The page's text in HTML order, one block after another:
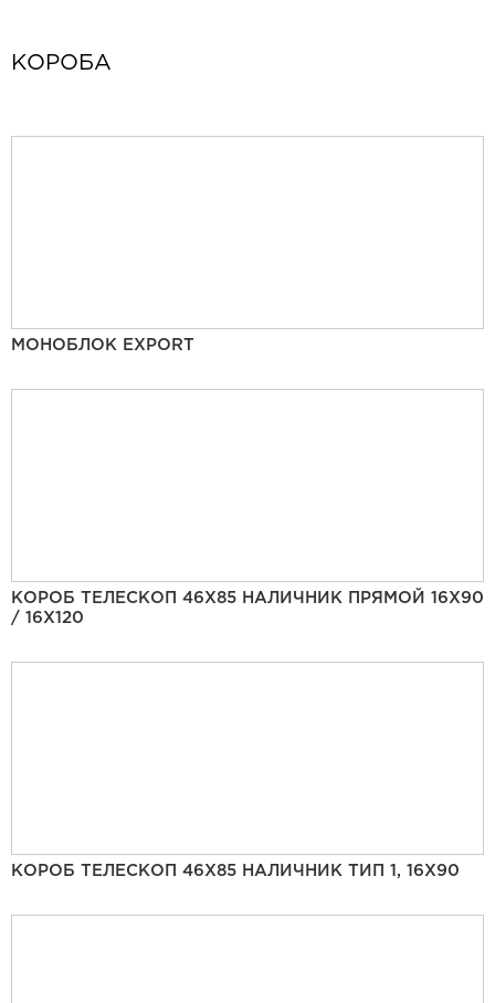
КОРОБА
МОНОБЛОК EXPORT
КОРОБ ТЕЛЕСКОП 46Х85 НАЛИЧНИК ПРЯМОЙ 16Х90
/ 16Х120
КОРОБ ТЕЛЕСКОП 46Х85 НАЛИЧНИК ТИП 1, 16Х90